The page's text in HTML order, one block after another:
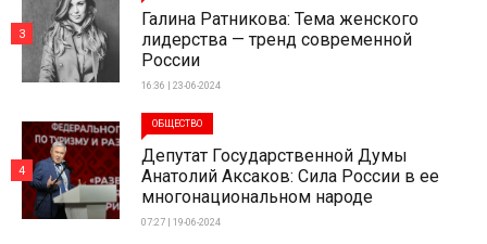
Галина Ратникова: Тема женского
лидерства — тренд современной
России
16:36 | 23-06-2024
3
ОБЩЕСТВО
Депутат Государственной Думы
Анатолий Аксаков: Сила России в ее
многонациональном народе
07:27 | 19-06-2024
4